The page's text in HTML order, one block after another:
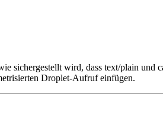
sichergestellt wird, dass text/plain und
Droplet-Aufruf einfügen.